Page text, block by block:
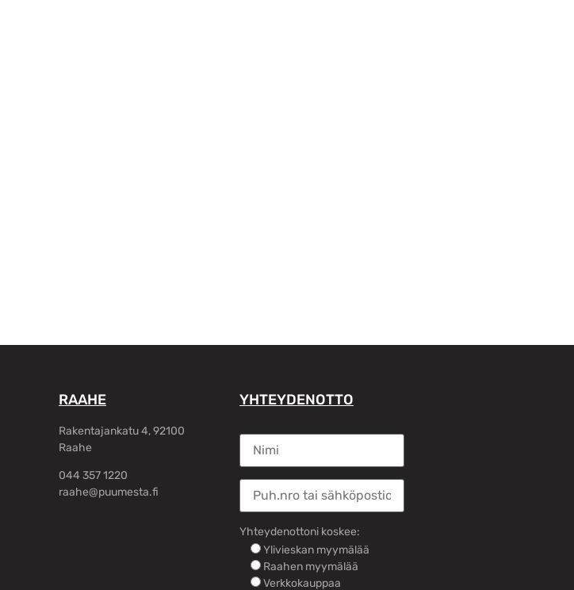
RAAHE
Rakentajankatu 4, 92100
Raahe
044 357 1220
raahe@puumesta.fi
YHTEYDENOTTO
Yhteydenottoni koskee:
Ylivieskan myymälää
Raahen myymälää
Verkkokauppaa